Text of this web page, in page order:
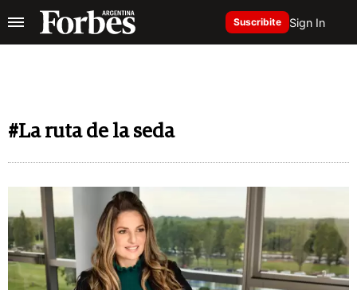
Suscribite Sign In
#La ruta de la seda